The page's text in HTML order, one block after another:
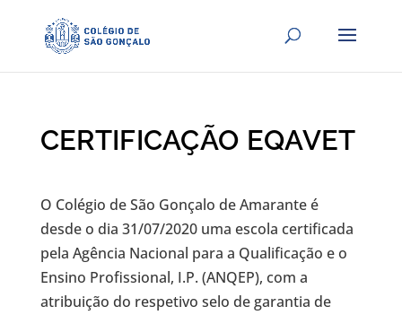
CERTIFICAÇÃO EQAVET
O Colégio de São Gonçalo de Amarante é
desde o dia 31/07/2020 uma escola certificada
pela Agência Nacional para a Qualificação e o
Ensino Profissional, I.P. (ANQEP), com a
atribuição do respetivo selo de garantia de